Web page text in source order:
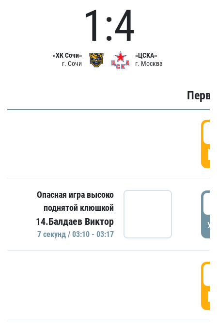
«ХК Сочи»
г. Сочи
1:4
«ЦСКА»
г. Москва
Опасная игра высоко
поднятой клюшкой
14.Балдаев Виктор
7 секунд / 03:10 - 03:17